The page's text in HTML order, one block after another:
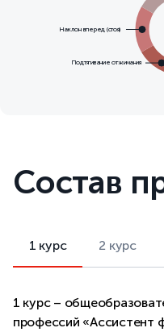
Состав
1 курс 2 курс
1 курс –
профессий «Ассистент